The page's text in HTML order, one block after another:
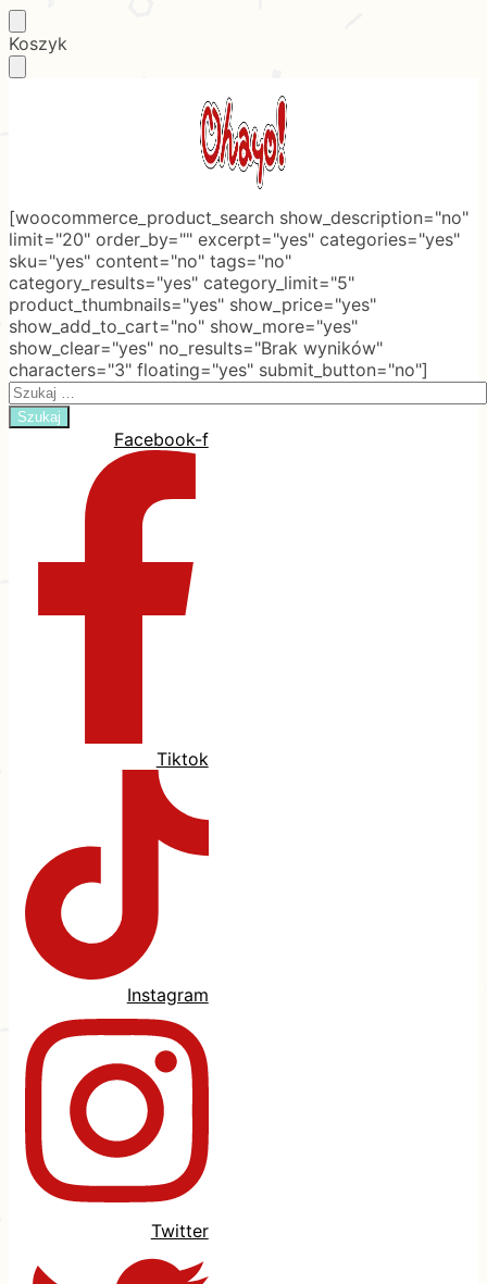
Skip
to
Skip
to
Koszyk
[woocommerce_product_search show_description="no"
limit="20" order_by="" excerpt="yes" categories="yes"
sku="yes" content="no" tags="no"
category_results="yes" category_limit="5"
product_thumbnails="yes" show_price="yes"
show_add_to_cart="no" show_more="yes"
show_clear="yes" no_results="Brak wyników"
characters="3" floating="yes" submit_button="no"]
Search
for:
Facebook-f
Tiktok
Instagram
Twitter